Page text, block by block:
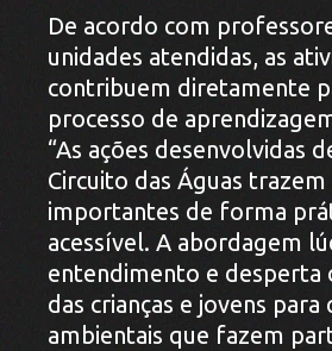
De acordo com
unidades atendidas, as
contribuem diretamente
processo de
“As ações desenvolvidas
Circuito das Águas
importantes de forma
acessível. A abordagem
entendimento e desperta
das crianças e jovens para
ambientais que fazem